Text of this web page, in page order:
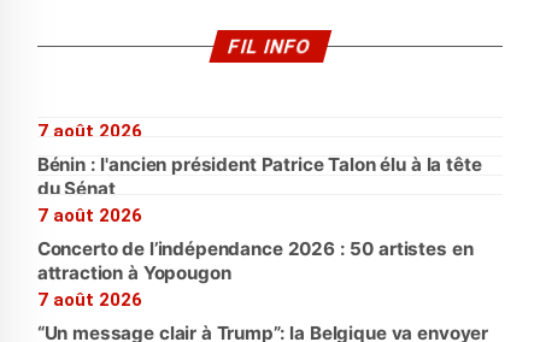
FIL INFO
7 août 2026
Bénin : l'ancien président Patrice Talon élu à la tête
du Sénat
7 août 2026
Concerto de l’indépendance 2026 : 50 artistes en
attraction à Yopougon
7 août 2026
“Un message clair à Trump”: la Belgique va envoyer